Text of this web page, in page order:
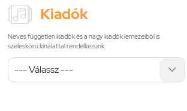
Kiadók
Neves független kiadók és a nagy kiadók lemezeiből is
széleskörű kínálattal rendelkezünk: